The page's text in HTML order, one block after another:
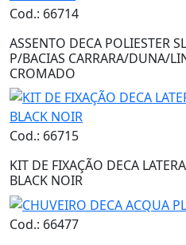
Cod.: 66714
ASSENTO DECA POLIESTER
P/BACIAS CARRARA/DUNA/
CROMADO
Cod.: 66715
KIT DE FIXAÇÃO DECA
BLACK NOIR
Cod.: 66477